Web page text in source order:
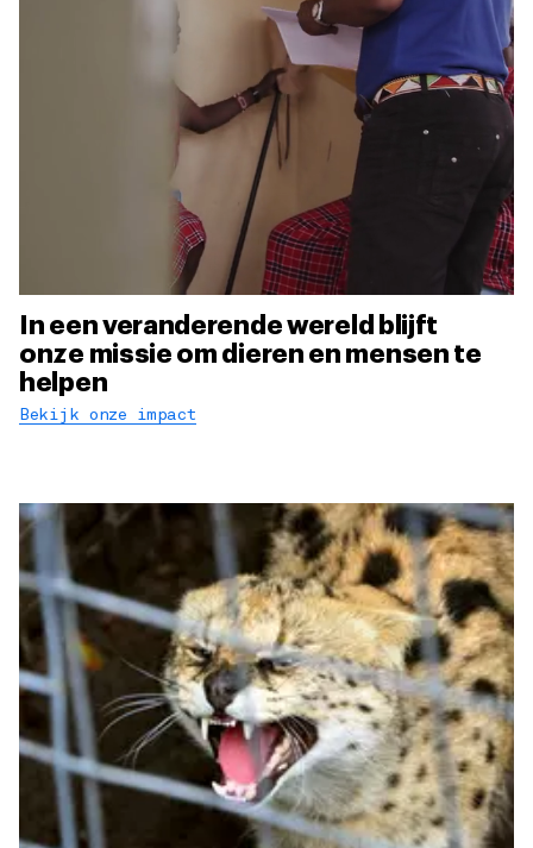
In een veranderende wereld blijft
onze missie om dieren en mensen te
helpen
Bekijk onze impact